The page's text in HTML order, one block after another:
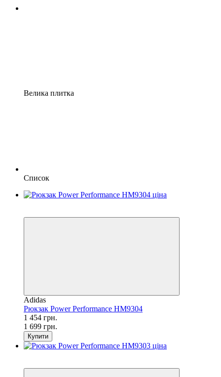
Велика плитка
Список
Adidas
Рюкзак Power Performance HM9304
1 454 грн.
1 699 грн.
Купити